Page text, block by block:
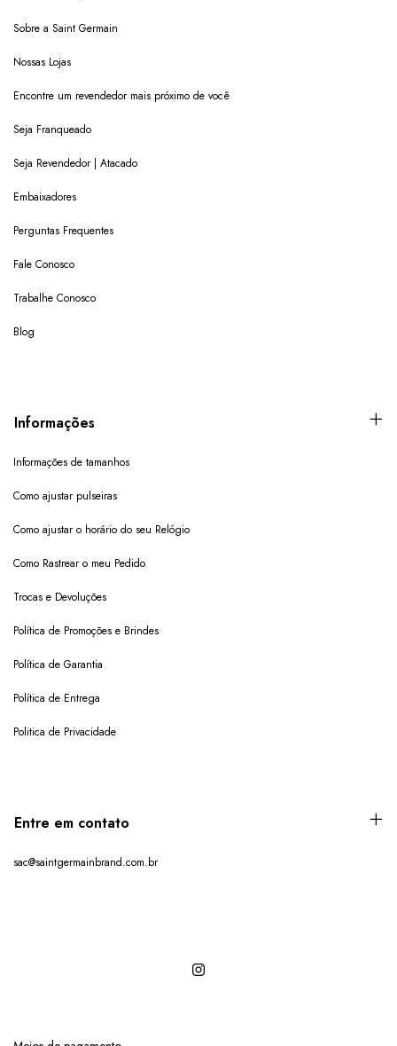
Sobre a Saint Germain
Nossas Lojas
Encontre um revendedor mais próximo de você
Seja Franqueado
Seja Revendedor | Atacado
Embaixadores
Perguntas Frequentes
Fale Conosco
Trabalhe Conosco
Blog
Informações
Informações de tamanhos
Como ajustar pulseiras
Como ajustar o horário do seu Relógio
Como Rastrear o meu Pedido
Trocas e Devoluções
Política de Promoções e Brindes
Política de Garantia
Política de Entrega
Politica de Privacidade
Entre em contato
sac@saintgermainbrand.com.br